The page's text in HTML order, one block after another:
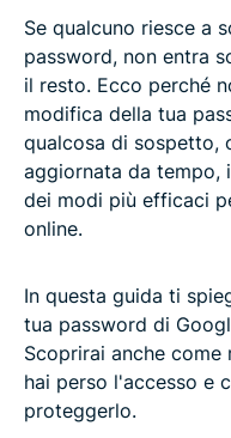
Se qualcuno riesce a
password, non entra
il resto. Ecco perché
modifica della tua
qualcosa di sospetto,
aggiornata da tempo,
dei modi più efficaci
online.
In questa guida ti
tua password di
Scoprirai anche
hai perso l'accesso e
proteggerlo.